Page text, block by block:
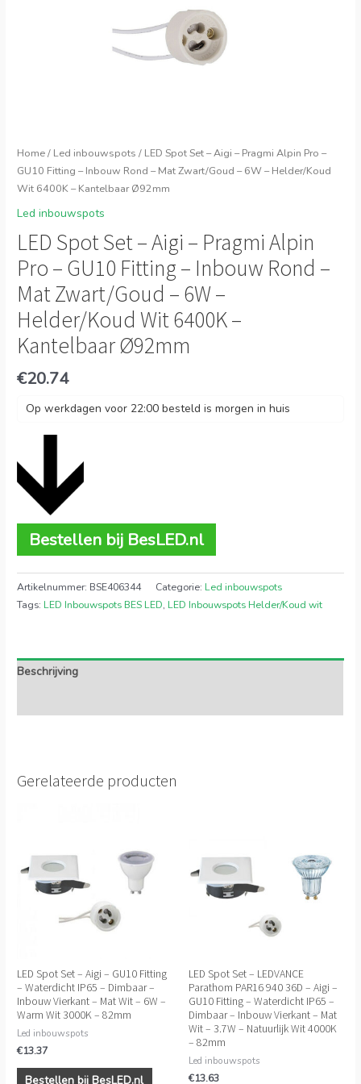
Home/ Led inbouwspots / LED Spot Set – Aigi – Pragmi Alpin Pro –
GU10 Fitting – Inbouw Rond – Mat Zwart/Goud – 6W – Helder/Koud
Wit 6400K – Kantelbaar Ø92mm
Led inbouwspots
LED Spot Set – Aigi – Pragmi Alpin
Pro – GU10 Fitting – Inbouw Rond –
Mat Zwart/Goud – 6W –
Helder/Koud Wit 6400K –
Kantelbaar Ø92mm
€20.74
Op werkdagen voor 22:00 besteld is morgen in huis
Bestellen bij BesLED.nl
Artikelnummer: BSE406344 Categorie: Led inbouwspots
Tags: LED Inbouwspots BES LED, LED Inbouwspots Helder/Koud wit
Beschrijving
Gerelateerde producten
LED Spot Set – Aigi – GU10 Fitting
– Waterdicht IP65 – Dimbaar –
Inbouw Vierkant – Mat Wit – 6W –
Warm Wit 3000K – 82mm
Led inbouwspots
€13.37
Bestellen bij BesLED.nl
LED Spot Set – LEDVANCE
Parathom PAR16 940 36D – Aigi –
GU10 Fitting – Waterdicht IP65 –
Dimbaar – Inbouw Vierkant – Mat
Wit – 3.7W – Natuurlijk Wit 4000K
– 82mm
Led inbouwspots
€13.63